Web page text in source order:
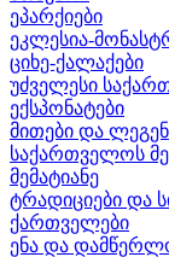
ეპარქიები
ეკლესია-
ციხე-ქალაქები
უძველესი
ექსპონატები
მითები და
საქართველოს
მემატიანე
ტრადიციები და
ქართველები
ენა და